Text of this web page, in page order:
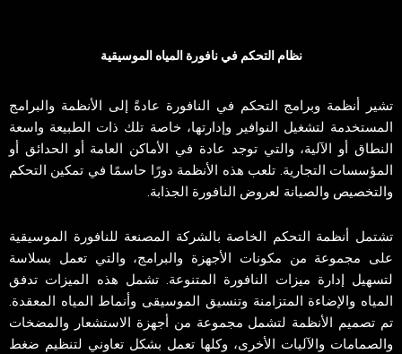
نظام التحكم في نافورة المياه الموسيقية
تشير أنظمة وبرامج التحكم في النافورة عادةً إلى الأنظمة والبرامج
المستخدمة لتشغيل النوافير وإدارتها، خاصة تلك ذات الطبيعة واسعة
النطاق أو الآلية، والتي توجد عادة في الأماكن العامة أو الحدائق أو
المؤسسات التجارية. تلعب هذه الأنظمة دورًا حاسمًا في تمكين التحكم
والتخصيص والصيانة لعروض النافورة الجذابة.
تشتمل أنظمة التحكم الخاصة بالشركة المصنعة للنافورة الموسيقية
على مجموعة من مكونات الأجهزة والبرامج، والتي تعمل بسلاسة
لتسهيل إدارة ميزات النافورة المتنوعة. تشمل هذه الميزات تدفق
المياه والإضاءة المتزامنة وتنسيق الموسيقى وأنماط المياه المعقدة.
تم تصميم الأنظمة لتشمل مجموعة من أجهزة الاستشعار والمضخات
والصمامات والآليات الأخرى، وكلها تعمل بشكل تعاوني لتنظيم ضغط